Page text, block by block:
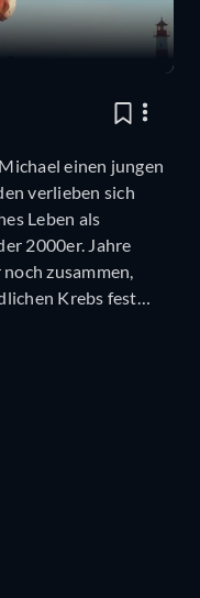
einen jungen
verlieben sich
Leben als
2000er. Jahre
zusammen,
Krebs fest…